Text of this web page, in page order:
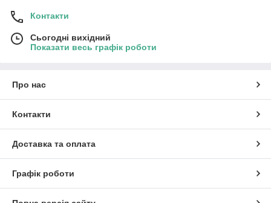
Контакти
Сьогодні вихідний
Показати весь графік роботи
Про нас
Контакти
Доставка та оплата
Графік роботи